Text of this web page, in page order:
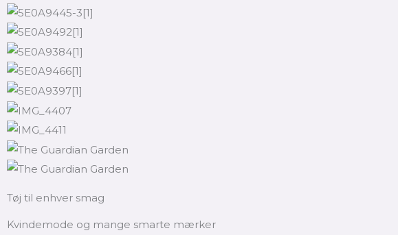
Tøj til enhver smag
Kvindemode og mange smarte mærker